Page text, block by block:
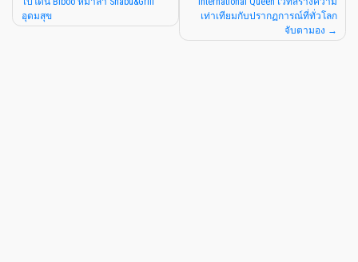
อุดมสุข
เท่าเทียมกับปรากฏการณ์ที่ทั่วโลก
จับตามอง